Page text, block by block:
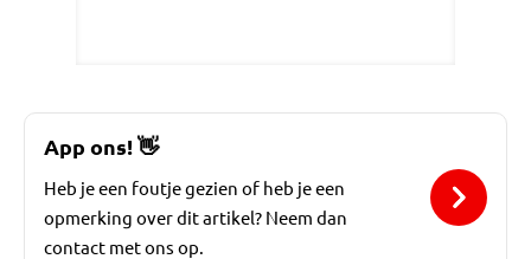
App ons!👋
Heb je een foutje gezien of heb je een
opmerking over dit artikel? Neem dan
contact met ons op.